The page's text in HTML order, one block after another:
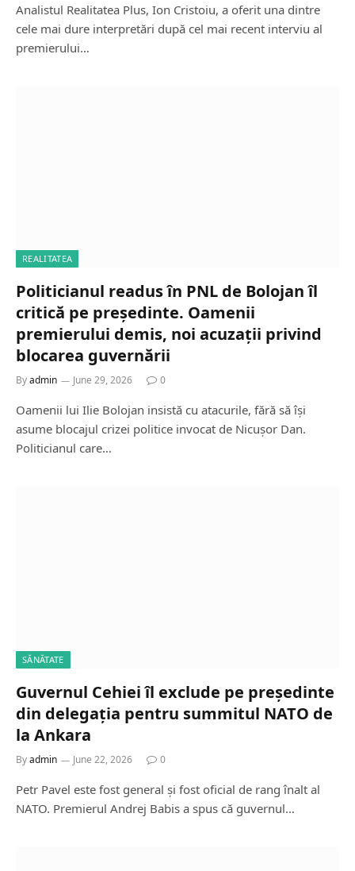
Analistul Realitatea Plus, Ion Cristoiu, a oferit una dintre
cele mai dure interpretări după cel mai recent interviu al
premierului…
REALITATEA
Politicianul readus în PNL de Bolojan îl
critică pe președinte. Oamenii
premierului demis, noi acuzații privind
blocarea guvernării
Byadmin June 29, 2026 0
Oamenii lui Ilie Bolojan insistă cu atacurile, fără să își
asume blocajul crizei politice invocat de Nicușor Dan.
Politicianul care…
SĂNĂTATE
Guvernul Cehiei îl exclude pe președinte
din delegația pentru summitul NATO de
la Ankara
Byadmin June 22, 2026 0
Petr Pavel este fost general și fost oficial de rang înalt al
NATO. Premierul Andrej Babis a spus că guvernul…